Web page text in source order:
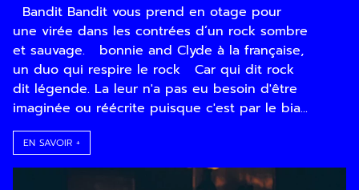
Bandit Bandit vous prend en otage pour
une virée dans les contrées d’un rock sombre
et sauvage. bonnie and Clyde à la française,
un duo qui respire le rock Car qui dit rock
dit légende. La leur n'a pas eu besoin d'être
imaginée ou réécrite puisque c'est par le bia...
EN SAVOIR +
consentez à recevoir notre lettre
d’information par voie électronique. Vous
pouvez vous désinscrire à tout moment via
les liens de désinscription ou en nous
contactant. Pour en savoir plus, consultez
notrePolitique de confidentialité.